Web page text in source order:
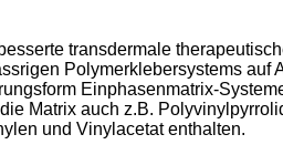
transdermale
Polymerklebersystems
Einphasenmatrix-
Matrix auch z.B.
und Vinylacetat enthalten.